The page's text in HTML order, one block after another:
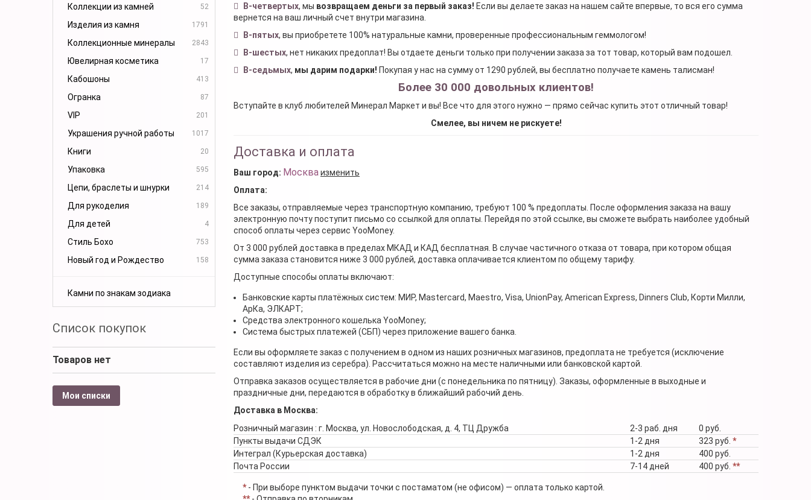
Коллекции из камней 52
Изделия из камня 1791
Коллекционные минералы 2843
Ювелирная косметика 17
Кабошоны 413
Огранка 87
VIP 201
Украшения ручной работы 1017
Книги 20
Упаковка 595
Цепи, браслеты и шнурки 214
Для рукоделия 189
Для детей 4
Стиль Бохо 753
Новый год и Рождество 158
Камни по знакам зодиака
Список покупок
Товаров нет
Мои списки
В-четвертых, мы возвращаем деньги за первый заказ! Если вы делаете заказ на нашем сайте впервые, то вся его сумма
вернется на ваш личный счет внутри магазина.
В-пятых, вы приобретете 100% натуральные камни, проверенные профессиональным геммологом!
В-шестых, нет никаких предоплат! Вы отдаете деньги только при получении заказа за тот товар, который вам подошел.
В-седьмых, мы дарим подарки! Покупая у нас на сумму от 1290 рублей, вы бесплатно получаете камень талисман!
Более 30 000 довольных клиентов!
Вступайте в клуб любителей Минерал Маркет и вы! Все что для этого нужно — прямо сейчас купить этот отличный товар!
Смелее, вы ничем не рискуете!
Доставка и оплата
Ваш город: Москваизменить
Оплата:
Все заказы, отправляемые через транспортную компанию, требуют 100 % предоплаты. После оформления заказа на вашу
электронную почту поступит письмо со ссылкой для оплаты. Перейдя по этой ссылке, вы сможете выбрать наиболее удобный
способ оплаты через сервис YooMoney.
От 3 000 рублей доставка в пределах МКАД и КАД бесплатная. В случае частичного отказа от товара, при котором общая
сумма заказа становится ниже 3 000 рублей, доставка оплачивается клиентом по общему тарифу.
Доступные способы оплаты включают:
Банковские карты платёжных систем: МИР, Mastercard, Maestro, Visa, UnionPay, American Express, Dinners Club, Корти Милли,
АрКа, ЭЛКАРТ;
Средства электронного кошелька YooMoney;
Система быстрых платежей (СБП) через приложение вашего банка.
Если вы оформляете заказ с получением в одном из наших розничных магазинов, предоплата не требуется (исключение
составляют изделия из серебра). Рассчитаться можно на месте наличными или банковской картой.
Отправка заказов осуществляется в рабочие дни (с понедельника по пятницу). Заказы, оформленные в выходные и
праздничные дни, передаются в обработку в ближайший рабочий день.
Доставка в Москва:
Розничный магазин : г. Москва, ул. Новослободская, д. 4, ТЦ Дружба
2-3 раб. дня
0 руб.
Пункты выдачи СДЭК
1-2 дня 323 руб. *
Интеграл (Курьерская доставка)
1-2 дня
400 руб.
Почта России
7-14 дней 400 руб. **
*- При выборе пунктом выдачи точки с постаматом (не офисом) — оплата только картой.